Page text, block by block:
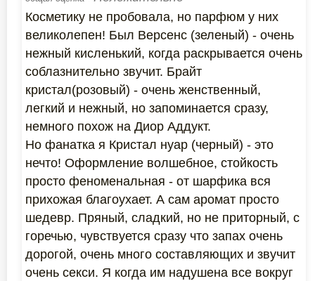
Косметику не пробовала, но парфюм у них
великолепен! Был Версенс (зеленый) - очень
нежный кисленький, когда раскрывается очень
соблазнительно звучит. Брайт
кристал(розовый) - очень женственный,
легкий и нежный, но запоминается сразу,
немного похож на Диор Аддукт.
Но фанатка я Кристал нуар (черный) - это
нечто! Оформление волшебное, стойкость
просто феноменальная - от шарфика вся
прихожая благоухает. А сам аромат просто
шедевр. Пряный, сладкий, но не приторный, с
горечью, чувствуется сразу что запах очень
дорогой, очень много составляющих и звучит
очень секси. Я когда им надушена все вокруг